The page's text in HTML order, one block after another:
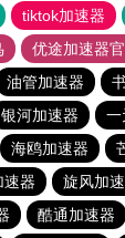
tiktok加速器
优途加速器
油管加速器
银河加速器
一
海鸥加速器
速器
旋风加
酷通加速器